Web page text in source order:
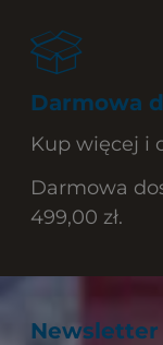
Darmowa
Kup więcej i
Darmowa
499,00 zł.
Newsletter